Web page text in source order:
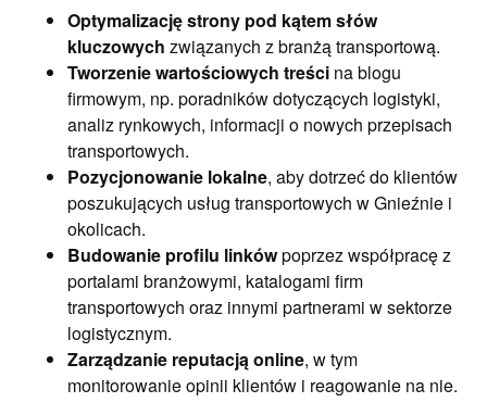
Optymalizację strony pod kątem słów
kluczowych związanych z branżą transportową.
Tworzenie wartościowych treści na blogu
firmowym, np. poradników dotyczących logistyki,
analiz rynkowych, informacji o nowych przepisach
transportowych.
Pozycjonowanie lokalne, aby dotrzeć do klientów
poszukujących usług transportowych w Gnieźnie i
okolicach.
Budowanie profilu linkówpoprzez współpracę z
portalami branżowymi, katalogami firm
transportowych oraz innymi partnerami w sektorze
logistycznym.
Zarządzanie reputacją online, w tym
monitorowanie opinii klientów i reagowanie na nie.